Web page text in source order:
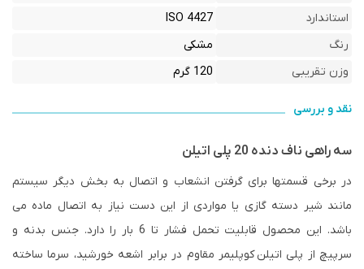
استاندارد
ISO 4427
رنگ
مشکی
وزن تقریبی
120 گرم
نقد و بررسی
سه راهی ناف دنده 20 پلی اتیلن
در برخی قسمتها برای گرفتن انشعاب و اتصال به بخش دیگر سیستم
مانند شیر دسته گازی یا مواردی از این دست نیاز به اتصال ماده می
باشد. این محصول قابلیت تحمل فشار تا 6 بار را دارد. جنس بدنه و
سرپیچ از پلی اتیلن کوپلیمر مقاوم در برابر اشعه خورشید، سرما ساخته